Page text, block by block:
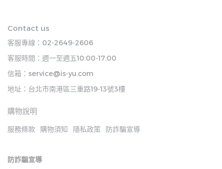
Contact us
客服專線：02-2649-2606
客服時間：週一至週五10:00-17:00
信箱：service@is-yu.com
地址：台北市南港區三重路19-13號3樓
購物說明
服務條款 購物須知 隱私政策 防詐騙宣導
防詐騙宣導